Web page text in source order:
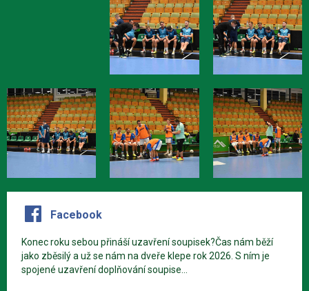
Facebook
Konec roku sebou přináší uzavření soupisek?Čas nám běží
jako zběsilý a už se nám na dveře klepe rok 2026. S ním je
spojené uzavření doplňování soupise...